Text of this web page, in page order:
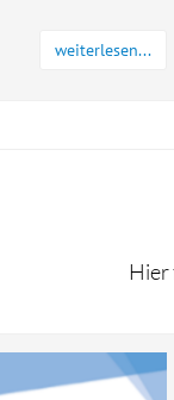
weiterlesen...
Hier